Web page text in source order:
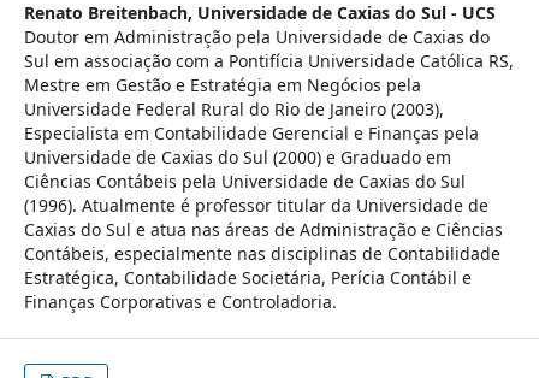
Renato Breitenbach, Universidade de Caxias do Sul - UCS
Doutor em Administração pela Universidade de Caxias do
Sul em associação com a Pontifícia Universidade Católica RS,
Mestre em Gestão e Estratégia em Negócios pela
Universidade Federal Rural do Rio de Janeiro (2003),
Especialista em Contabilidade Gerencial e Finanças pela
Universidade de Caxias do Sul (2000) e Graduado em
Ciências Contábeis pela Universidade de Caxias do Sul
(1996). Atualmente é professor titular da Universidade de
Caxias do Sul e atua nas áreas de Administração e Ciências
Contábeis, especialmente nas disciplinas de Contabilidade
Estratégica, Contabilidade Societária, Perícia Contábil e
Finanças Corporativas e Controladoria.